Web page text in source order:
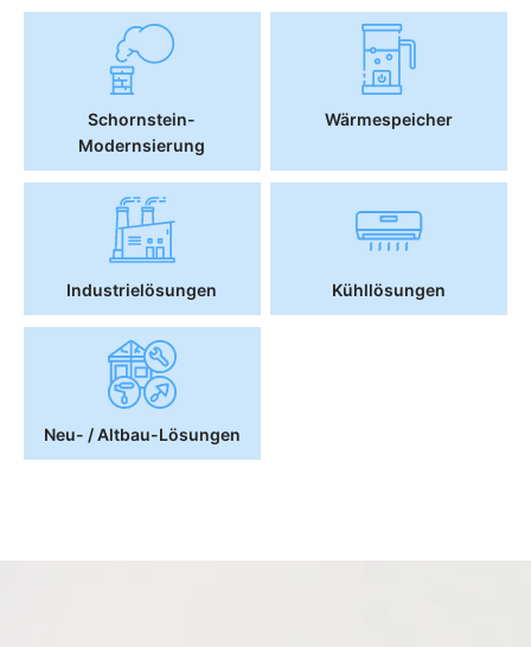
Schornstein-
Modernsierung
Wärmespeicher
Industrielösungen Kühllösungen
Neu- / Altbau-Lösungen